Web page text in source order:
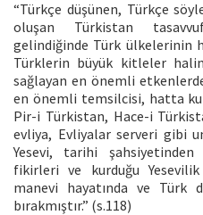
“Türkçe düşünen, Türkçe
oluşan Türkistan
gelindiğinde Türk ülkelerinin
Türklerin büyük kitleler
sağlayan en önemli
en önemli temsilcisi, hatta
Pir-i Türkistan, Hace-i
evliya, Evliyalar serveri gibi
Yesevi, tarihi şahsiyetinden
fikirleri ve kurduğu
manevi hayatında ve Türk
bırakmıştır.” (s.118)